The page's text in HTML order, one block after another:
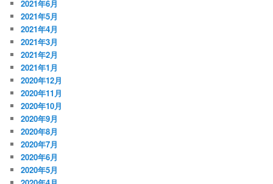
2021年6月
2021年5月
2021年4月
2021年3月
2021年2月
2021年1月
2020年12月
2020年11月
2020年10月
2020年9月
2020年8月
2020年7月
2020年6月
2020年5月